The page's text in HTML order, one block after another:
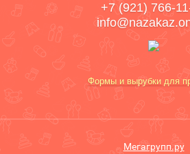
+7 (921) 766-
Формы и вырубки для
Мегагрупп.ру